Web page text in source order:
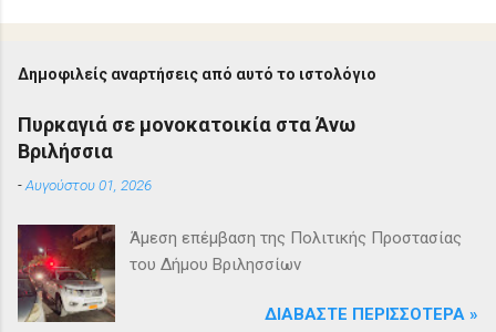
Δημοφιλείς αναρτήσεις από αυτό το ιστολόγιο
Πυρκαγιά σε μονοκατοικία στα Άνω
Βριλήσσια
-Αυγούστου 01, 2026
Άμεση επέμβαση της Πολιτικής Προστασίας
του Δήμου Βριλησσίων
ΔΙΑΒΆΣΤΕ ΠΕΡΙΣΣΌΤΕΡΑ »